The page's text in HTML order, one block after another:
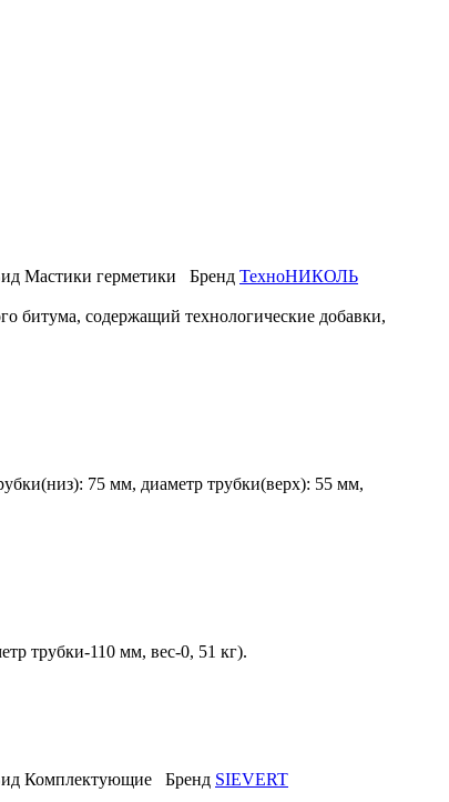
Мастики герметики Бренд ТехноНИКОЛЬ
битума, содержащий технологические добавки,
75 мм, диаметр трубки(верх): 55 мм,
трубки-110 мм, вес-0, 51 кг).
Комплектующие Бренд SIEVERT